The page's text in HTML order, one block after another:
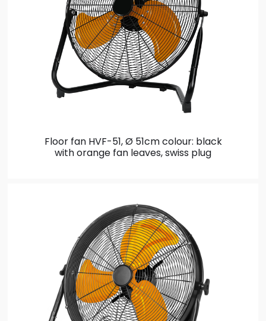
Floor fan HVF-51, Ø 51cmcolour: black
with orange fan leaves, swiss plug